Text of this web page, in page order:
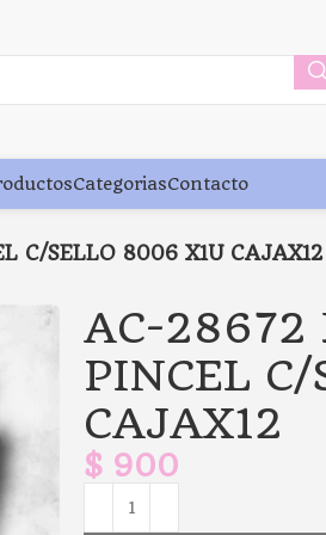
CategoriasContacto
C/SELLO 8006 X1U CAJAX12
AC-28672
PINCEL
CAJAX12
$ 900